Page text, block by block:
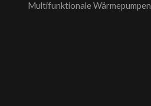
Multifunktionale Wärmepumpen